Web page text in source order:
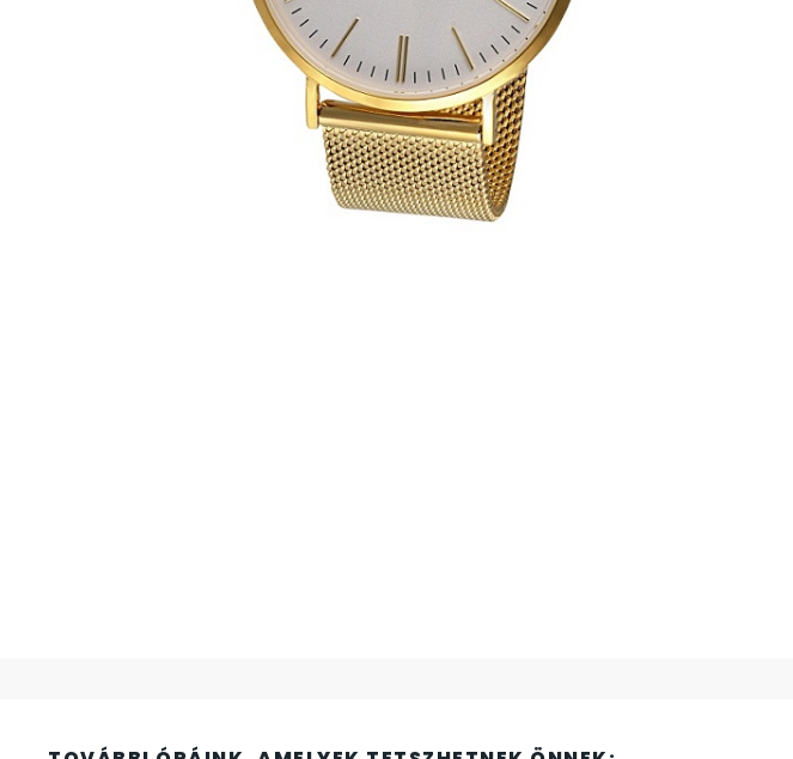
615
178
DIVAT KARÓRÁK (Curren, Oulm,Naviforce, D-
25